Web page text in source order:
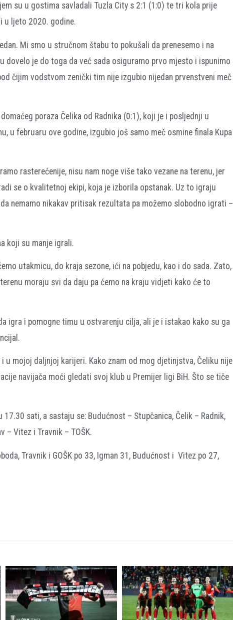
su u gostima savladali Tuzla City s 2:1 (1:0) te tri kola prije
u ljeto 2020. godine.
Mi smo u stručnom štabu to pokušali da prenesemo i na
je do toga da već sada osiguramo prvo mjesto i ispunimo
čijim vodstvom zenički tim nije izgubio nijedan prvenstveni meč
poraza Čelika od Radnika (0:1), koji je i posljednji u
u februaru ove godine, izgubio još samo meč osmine finala Kupa
rasterećenije, nisu nam noge više tako vezane na terenu, jer
se o kvalitetnoj ekipi, koja je izborila opstanak. Uz to igraju
nemamo nikakav pritisak rezultata pa možemo slobodno igrati –
koji su manje igrali.
utakmicu, do kraja sezone, ići na pobjedu, kao i do sada. Zato,
moraju svi da daju pa ćemo na kraju vidjeti kako će to
igra i pomogne timu u ostvarenju cilja, ali je i istakao kako su ga
u mojoj daljnjoj karijeri. Kako znam od mog djetinjstva, Čeliku nije
navijača moći gledati svoj klub u Premijer ligi BiH. Što se tiče
sati, a sastaju se: Budućnost – Stupčanica, Čelik – Radnik,
– Vitez i Travnik – TOŠK.
Travnik i GOŠK po 33, Igman 31, Budućnost i Vitez po 27,